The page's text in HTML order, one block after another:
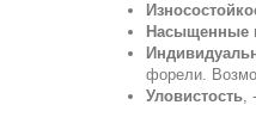
Насыщенные
форели.
Уловистость,